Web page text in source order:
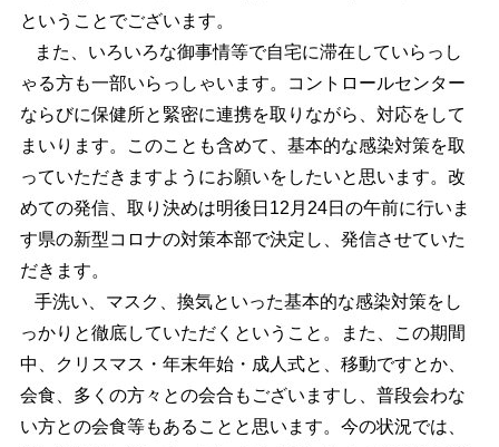
ということでございます。
また、いろいろな御事情等で自宅に滞在していらっし
ゃる方も一部いらっしゃいます。コントロールセンター
ならびに保健所と緊密に連携を取りながら、対応をして
まいります。このことも含めて、基本的な感染対策を取
っていただきますようにお願いをしたいと思います。改
めての発信、取り決めは明後日12月24日の午前に行いま
す県の新型コロナの対策本部で決定し、発信させていた
だきます。
手洗い、マスク、換気といった基本的な感染対策をし
っかりと徹底していただくということ。また、この期間
中、クリスマス・年末年始・成人式と、移動ですとか、
会食、多くの方々との会合もございますし、普段会わな
い方との会食等もあることと思います。今の状況では、